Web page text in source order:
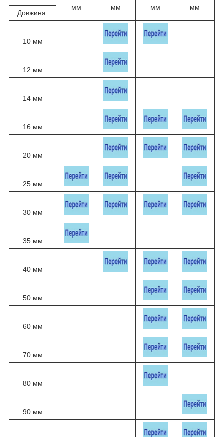
мм
мм
мм
мм
Довжина:
10 мм
12 мм
14 мм
16 мм
20 мм
25 мм
30 мм
35 мм
40 мм
50 мм
60 мм
70 мм
80 мм
90 мм